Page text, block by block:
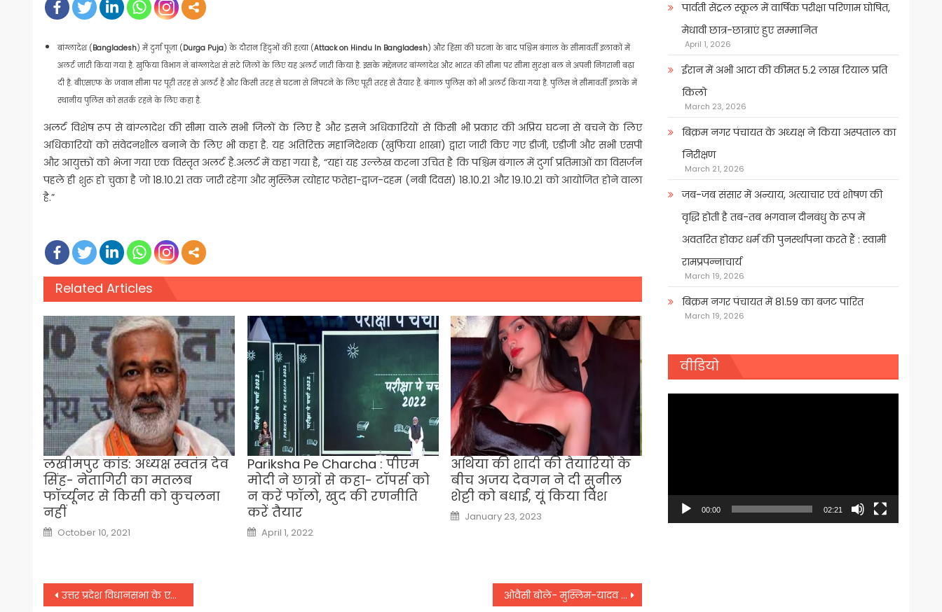
बांग्लादेश (Bangladesh) में दुर्गा पूजा (Durga Puja) के दौरान हिंदुओं की हत्या (Attack on Hindu In Bangladesh) और हिंसा की घटना के बाद पश्चिम बंगाल के सीमावर्ती इलाकों में
अलर्ट जारी किया गया है. खुफिया विभाग ने बांग्लादेश से सटे जिलों के लिए यह अलर्ट जारी किया है. इसके मद्देनजर बांग्लादेश और भारत की सीमा पर सीमा सुरक्षा बल ने अपनी निगरानी बढ़ा
दी है. बीएसएफ के जवान सीमा पर पूरी तरह से अलर्ट हैं और किसी तरह से घटना से निपटने के लिए पूरी तरह से तैयार हैं. बंगाल पुलिस को भी अलर्ट किया गया है. पुलिस ने सीमावर्ती इलाके में
स्थानीय पुलिस को सतर्क रहने के लिए कहा है.
अलर्ट विशेष रूप से बांग्लादेश की सीमा वाले सभी जिलों के लिए है और इसने अधिकारियों से किसी भी प्रकार की अप्रिय घटना से बचने के लिए
अधिकारियों को संवेदनशील बनाने के लिए भी कहा है. यह अतिरिक्त महानिदेशक (खुफिया शाखा) द्वारा जारी किए गए डीजी, एडीजी और सभी एसपी
और आयुक्तों को भेजा गया एक विस्तृत अलर्ट है.अलर्ट में कहा गया है, “यहां यह उल्लेख करना उचित है कि पश्चिम बंगाल में दुर्गा प्रतिमाओं का विसर्जन
पहले ही शुरू हो चुका है जो 18.10.21 तक जारी रहेगा और मुस्लिम त्योहार फतेहा-द्वाज-दहम (नबी दिवस) 18.10.21 और 19.10.21 को आयोजित होने वाला
है.”
Related Articles
लखीमपुर कांड: अध्यक्ष स्वतंत्र देव
सिंह- नेतागिरी का मतलब
फॉर्च्यूनर से किसी को कुचलना
नहीं
Posted
on
October 10, 2021
Pariksha Pe Charcha : पीएम
मोदी ने छात्रों से कहा- टॉपर्स को
न करें फॉलो, खुद की रणनीति
करें तैयार
Posted
on
April 1, 2022
अथिया की शादी की तैयारियों के
बीच अजय देवगन ने दी सुनील
शेट्टी को बधाई, यूं किया विश
Posted
on
January 23, 2023
Post
उत्तर प्रदेश विधानसभा के एक दिवसीय सत्र से पहले सपा, कांग्रेस ने विरोध प्रदर्शन किया ओवैसी बोले- मुस्लिम-यादव कॉम्बिनेशन से BJP को हराया नहीं जा सकता,
पार्वती सेंट्रल स्कूल में वार्षिक परीक्षा परिणाम घोषित,
मेधावी छात्र-छात्राएं हुए सम्मानित
April 1, 2026
ईरान में अभी आटा की कीमत 5.2 लाख रियाल प्रति
किलो
March 23, 2026
बिक्रम नगर पंचायत के अध्यक्ष ने किया अस्पताल का
निरीक्षण
March 21, 2026
जब-जब संसार में अन्याय, अत्याचार एवं शोषण की
वृद्धि होती है तब-तब भगवान दीनबंधु के रूप में
अवतरित होकर धर्म की पुनर्स्थापना करते हैं : स्वामी
रामप्रपन्नाचार्य
March 19, 2026
बिक्रम नगर पंचायत में 81.59 का बजट पारित
March 19, 2026
वीडियो
00:00 02:21